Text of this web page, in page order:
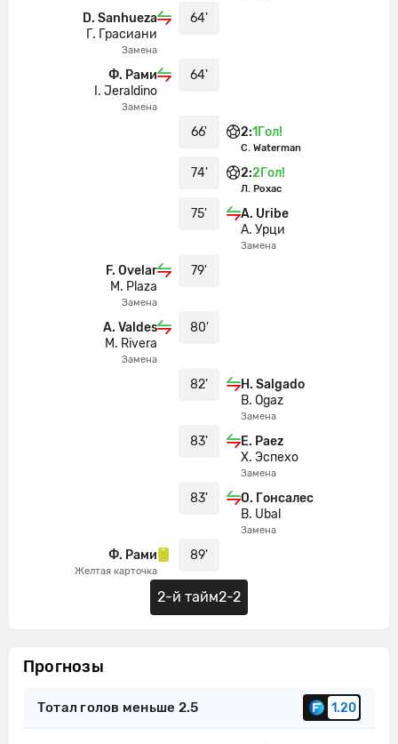
64'
D. Sanhueza
Г. Грасиани
Замена
64'
Ф. Рами
I. Jeraldino
Замена
66' 2:1 Гол!
C. Waterman
74' 2:2 Гол!
Л. Рохас
75'
A. Uribe
А. Урци
Замена
79'
F. Ovelar
M. Plaza
Замена
80'
A. Valdes
M. Rivera
Замена
82'
H. Salgado
B. Ogaz
Замена
83'
E. Paez
Х. Эспехо
Замена
83'
О. Гонсалес
B. Ubal
Замена
89'
Ф. Рами
Желтая карточка
2-й тайм2-2
Прогнозы
Тотал голов меньше 2.5 1.20